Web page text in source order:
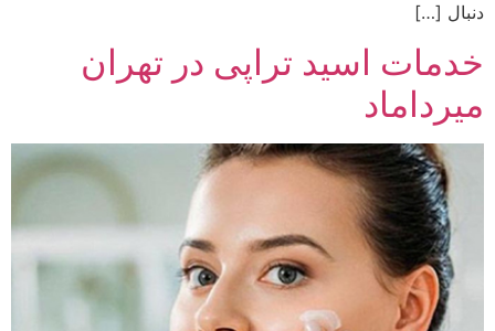
دنبال […]
خدمات اسید تراپی در تهران
میرداماد